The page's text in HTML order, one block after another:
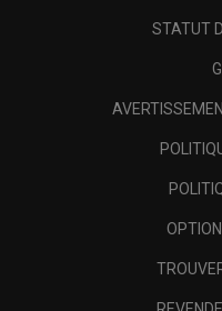
STATUT